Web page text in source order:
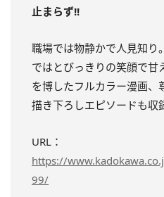
止まらず!!
職場では物静かで人見知り
ではとびっきりの笑顔で
を博したフルカラー漫画、
描き下ろしエピソードも収
URL：
https://
99/